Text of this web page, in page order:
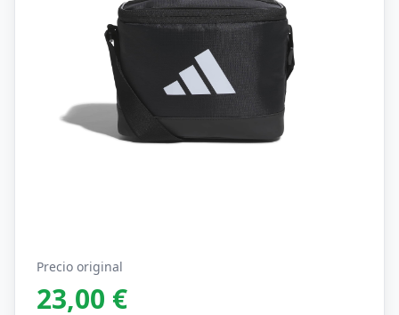
Precio original
23,00 €